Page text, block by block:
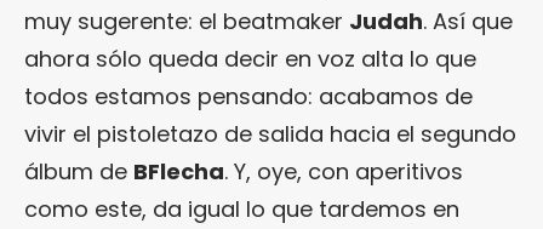
muy sugerente: el beatmaker Judah. Así que
ahora sólo queda decir en voz alta lo que
todos estamos pensando: acabamos de
vivir el pistoletazo de salida hacia el segundo
álbum de BFlecha. Y, oye, con aperitivos
como este, da igual lo que tardemos en